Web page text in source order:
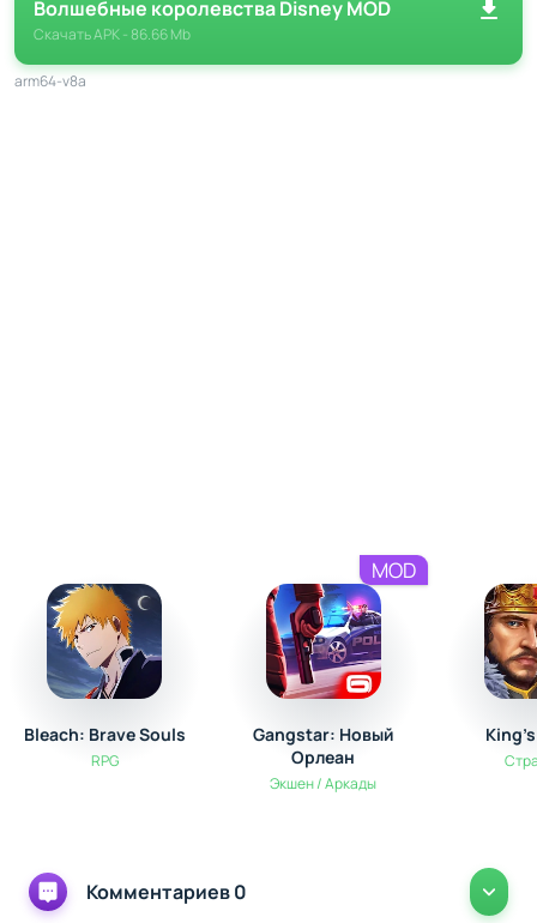
между расходами и производством.
сможете получить уникальных героев и редкие
Волшебные королевства Disney MOD
СкачатьAPK- 86.66 Mb
arm64-v8a
Bleach: Brave Souls
RPG
Gangstar: Новый
Орлеан
Экшен / Аркады
MOD
Комментариев 0